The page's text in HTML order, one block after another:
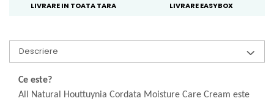
LIVRARE IN TOATA TARA LIVRARE EASYBOX
Descriere
Ce este?
All Natural Houttuynia Cordata Moisture Care Cream este